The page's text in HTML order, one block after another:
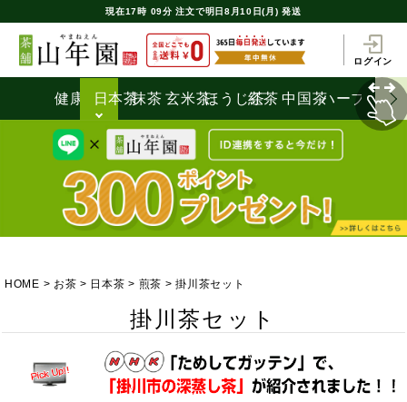
現在17時 09分 注文で明日8月10日(月) 発送
ログイン
健康茶日本茶抹茶 玄米茶ほうじ茶
紅茶 中国茶ハーブティ
HOME お茶 日本茶 煎茶 掛川茶セット
掛川茶セット